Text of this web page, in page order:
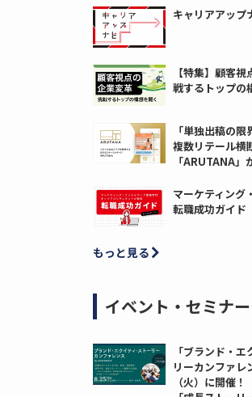
キャリアアップ
【特集】顧客
戦するトップの
「単独出稿の限
複数リテール横
「ARUTANA」
マーケティング
転職成功ガイド
もっと見る
イベント・セミナー
「ブランド・
リーカンファレ
（火）に開催